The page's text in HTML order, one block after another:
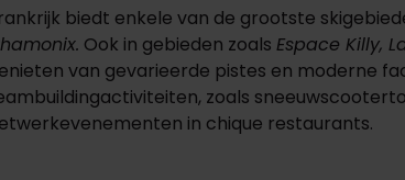
rankrijk biedt enkele van de grootste
. Ook in gebieden zoals Espace Killy,
van gevarieerde pistes en moderne
zoals
in chique restaurants.